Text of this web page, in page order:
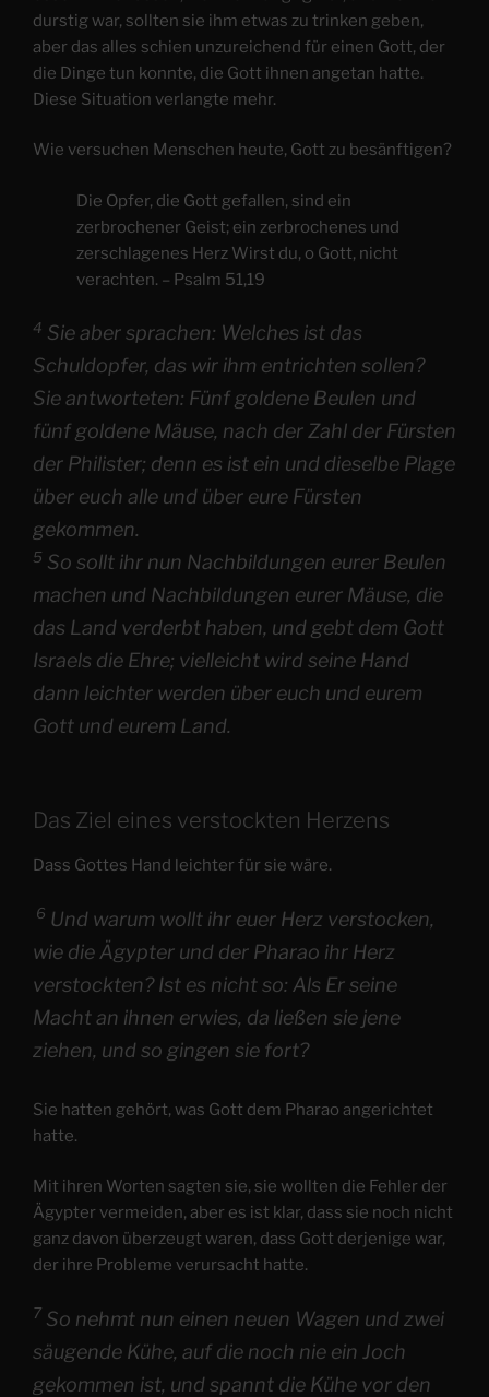
durstig war, sollten sie ihm etwas zu trinken geben,
aber das alles schien unzureichend für einen Gott, der
die Dinge tun konnte, die Gott ihnen angetan hatte.
Diese Situation verlangte mehr.
Wie versuchen Menschen heute, Gott zu besänftigen?
Die Opfer, die Gott gefallen, sind ein
zerbrochener Geist; ein zerbrochenes und
zerschlagenes Herz Wirst du, o Gott, nicht
verachten. – Psalm 51,19
4 Sie aber sprachen: Welches ist das
Schuldopfer, das wir ihm entrichten sollen?
Sie antworteten: Fünf goldene Beulen und
fünf goldene Mäuse, nach der Zahl der Fürsten
der Philister; denn es ist ein und dieselbe Plage
über euch alle und über eure Fürsten
gekommen.
5 So sollt ihr nun Nachbildungen eurer Beulen
machen und Nachbildungen eurer Mäuse, die
das Land verderbt haben, und gebt dem Gott
Israels die Ehre; vielleicht wird seine Hand
dann leichter werden über euch und eurem
Gott und eurem Land.
Das Ziel eines verstockten Herzens
Dass Gottes Hand leichter für sie wäre.
6 Und warum wollt ihr euer Herz verstocken,
wie die Ägypter und der Pharao ihr Herz
verstockten? Ist es nicht so: Als Er seine
Macht an ihnen erwies, da ließen sie jene
ziehen, und so gingen sie fort?
Sie hatten gehört, was Gott dem Pharao angerichtet
hatte.
Mit ihren Worten sagten sie, sie wollten die Fehler der
Ägypter vermeiden, aber es ist klar, dass sie noch nicht
ganz davon überzeugt waren, dass Gott derjenige war,
der ihre Probleme verursacht hatte.
7 So nehmt nun einen neuen Wagen und zwei
säugende Kühe, auf die noch nie ein Joch
gekommen ist, und spannt die Kühe vor den